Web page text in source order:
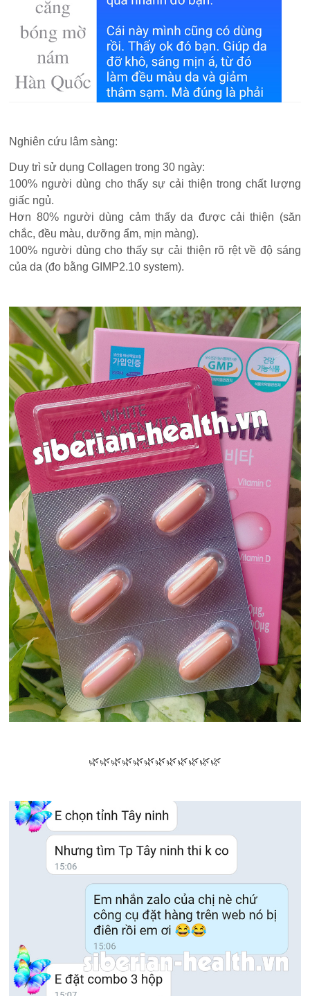
Nghiên cứu lâm sàng:
Duy trì sử dụng Collagen trong 30 ngày:
100% người dùng cho thấy sự cải thiện trong chất lượng
giấc ngủ.
Hơn 80% người dùng cảm thấy da được cải thiện (săn
chắc, đều màu, dưỡng ẩm, mịn màng).
100% người dùng cho thấy sự cải thiện rõ rệt về độ sáng
của da (đo bằng GIMP2.10 system).
🌿🌿🌿🌿🌿🌿🌿🌿🌿🌿🌿🌿